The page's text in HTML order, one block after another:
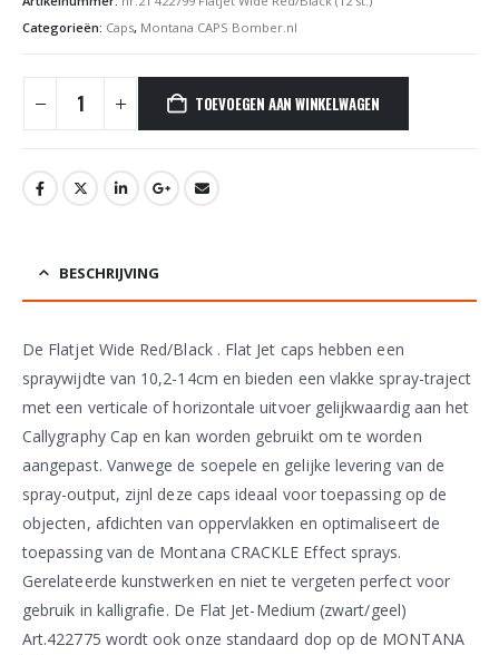
Categorieën: Caps, Montana CAPS Bomber.nl
TOEVOEGEN AAN WINKELWAGEN
BESCHRIJVING
De Flatjet Wide Red/Black . Flat Jet caps hebben een
spraywijdte van 10,2-14cm en bieden een vlakke spray-traject
met een verticale of horizontale uitvoer gelijkwaardig aan het
Callygraphy Cap en kan worden gebruikt om te worden
aangepast. Vanwege de soepele en gelijke levering van de
spray-output, zijnl deze caps ideaal voor toepassing op de
objecten, afdichten van oppervlakken en optimaliseert de
toepassing van de Montana CRACKLE Effect sprays.
Gerelateerde kunstwerken en niet te vergeten perfect voor
gebruik in kalligrafie. De Flat Jet-Medium (zwart/geel)
Art.422775 wordt ook onze standaard dop op de MONTANA